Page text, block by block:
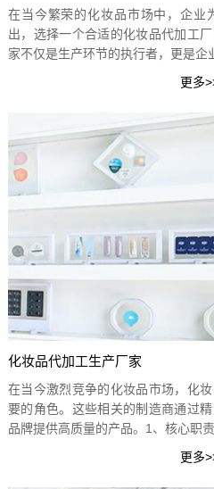
在当今繁荣的化妆品市场中，企业
出，选择一个合适的化妆品代加工
家不仅是生产环节的执行者，更是企
化妆品代加工生产厂家
在当今激烈竞争的化妆品市场，化
要的角色。这些相关的制造商通过
品牌提供高质量的产品。1、核心职